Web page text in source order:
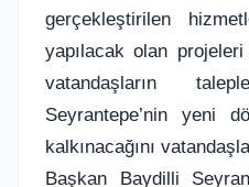
gerçekleştirilen
yapılacak olan
vatandaşların
Seyrantepe’nin yeni
kalkınacağını
Başkan Baydilli